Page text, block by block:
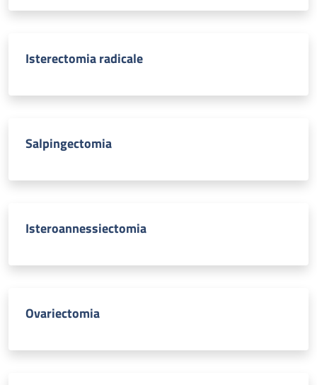
Isterectomia radicale
Salpingectomia
Isteroannessiectomia
Ovariectomia